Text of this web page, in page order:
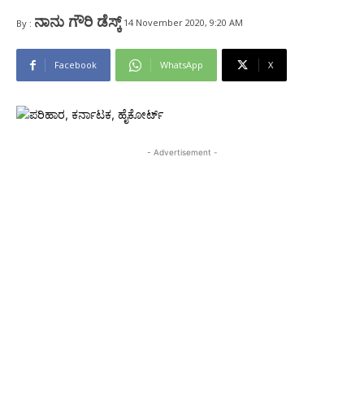
By : ನಾನು ಗೌರಿ ಡೆಸ್ಕ್ 14 November 2020, 9:20 AM
Facebook WhatsApp X
- Advertisement -